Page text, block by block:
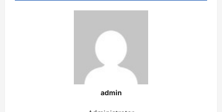
admin